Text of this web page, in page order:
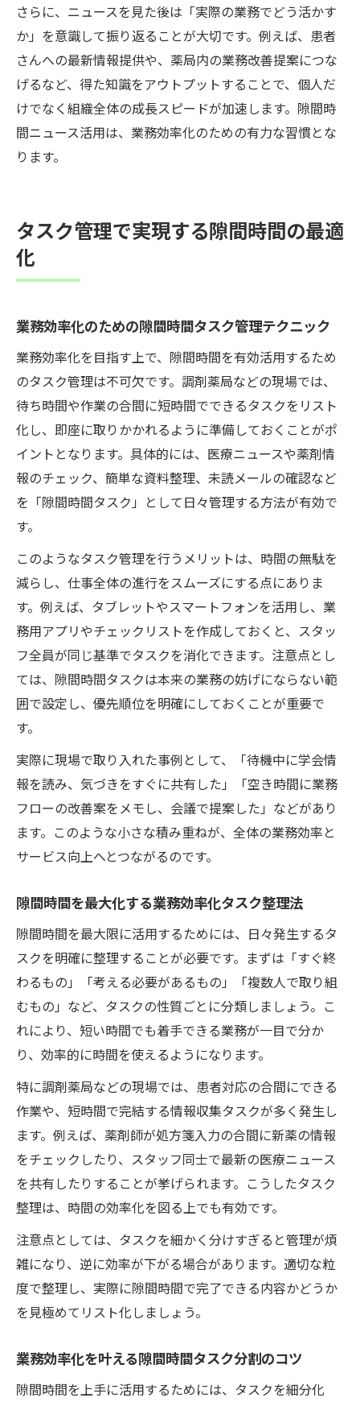
さらに、ニュースを見た後は「実際の業務でどう活かす
か」を意識して振り返ることが大切です。例えば、患者
さんへの最新情報提供や、薬局内の業務改善提案につな
げるなど、得た知識をアウトプットすることで、個人だ
けでなく組織全体の成長スピードが加速します。隙間時
間ニュース活用は、業務効率化のための有力な習慣とな
ります。
タスク管理で実現する隙間時間の最適
化
業務効率化のための隙間時間タスク管理テクニック
業務効率化を目指す上で、隙間時間を有効活用するため
のタスク管理は不可欠です。調剤薬局などの現場では、
待ち時間や作業の合間に短時間でできるタスクをリスト
化し、即座に取りかかれるように準備しておくことがポ
イントとなります。具体的には、医療ニュースや薬剤情
報のチェック、簡単な資料整理、未読メールの確認など
を「隙間時間タスク」として日々管理する方法が有効で
す。
このようなタスク管理を行うメリットは、時間の無駄を
減らし、仕事全体の進行をスムーズにする点にありま
す。例えば、タブレットやスマートフォンを活用し、業
務用アプリやチェックリストを作成しておくと、スタッ
フ全員が同じ基準でタスクを消化できます。注意点とし
ては、隙間時間タスクは本来の業務の妨げにならない範
囲で設定し、優先順位を明確にしておくことが重要で
す。
実際に現場で取り入れた事例として、「待機中に学会情
報を読み、気づきをすぐに共有した」「空き時間に業務
フローの改善案をメモし、会議で提案した」などがあり
ます。このような小さな積み重ねが、全体の業務効率と
サービス向上へとつながるのです。
隙間時間を最大化する業務効率化タスク整理法
隙間時間を最大限に活用するためには、日々発生するタ
スクを明確に整理することが必要です。まずは「すぐ終
わるもの」「考える必要があるもの」「複数人で取り組
むもの」など、タスクの性質ごとに分類しましょう。こ
れにより、短い時間でも着手できる業務が一目で分か
り、効率的に時間を使えるようになります。
特に調剤薬局などの現場では、患者対応の合間にできる
作業や、短時間で完結する情報収集タスクが多く発生し
ます。例えば、薬剤師が処方箋入力の合間に新薬の情報
をチェックしたり、スタッフ同士で最新の医療ニュース
を共有したりすることが挙げられます。こうしたタスク
整理は、時間の効率化を図る上でも有効です。
注意点としては、タスクを細かく分けすぎると管理が煩
雑になり、逆に効率が下がる場合があります。適切な粒
度で整理し、実際に隙間時間で完了できる内容かどうか
を見極めてリスト化しましょう。
業務効率化を叶える隙間時間タスク分割のコツ
隙間時間を上手に活用するためには、タスクを細分化